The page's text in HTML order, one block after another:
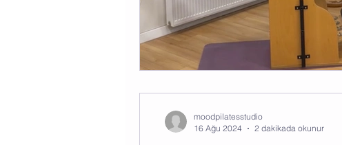
moodpilatesstudio
16 Ağu 2024
2 dakikada okunur